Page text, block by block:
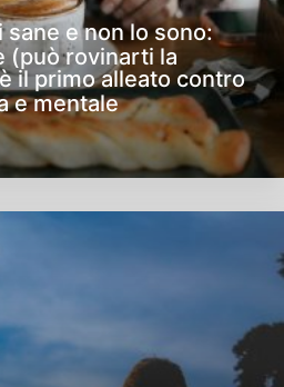
e non lo sono:
(può rovinarti la
il primo alleato contro
e mentale